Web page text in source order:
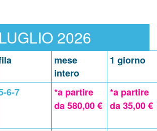
LUGLIO 2026
mese
intero
1 giorno
6-7
*a partire
da 580,00 €
*a partire
da 35,00 €